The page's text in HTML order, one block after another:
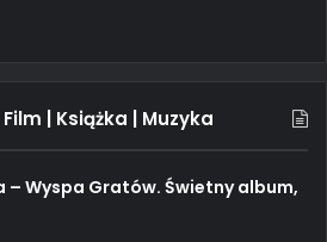
| Książka | Muzyka
– Wyspa Gratów. Świetny album,